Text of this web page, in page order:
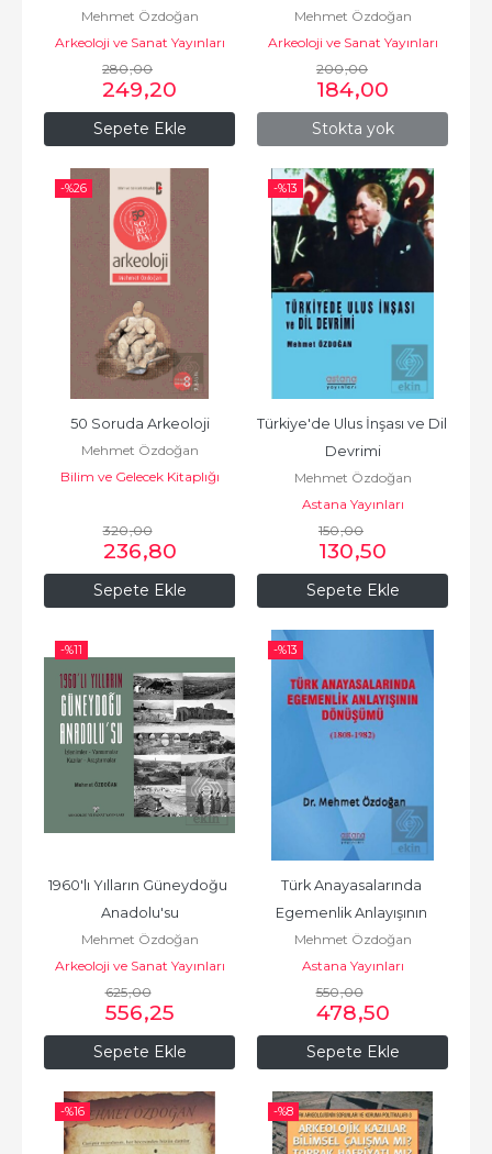
Sepete Ekle
Politikaları
Mehmet Özdoğan
Arkeoloji ve Sanat Yayınları
280,00
249,20
Stokta yok
Ma
Mehmet Özdoğan
Arkeoloji ve Sanat Yayınları
200,00
184,00
-%26
Sepete Ekle
50 Soruda Arkeoloji
Mehmet Özdoğan
Bilim ve Gelecek Kitaplığı
320,00
236,80
-%13
Sepete Ekle
Türkiye'de Ulus İnşası ve Dil
Devrimi
Mehmet Özdoğan
Astana Yayınları
150,00
130,50
-%11
Sepete Ekle
1960'lı Yılların Güneydoğu
Anadolu'su
Mehmet Özdoğan
Arkeoloji ve Sanat Yayınları
625,00
556,25
-%13
Sepete Ekle
Türk Anayasalarında
Egemenlik Anlayışının
Dönüşümü
Mehmet Özdoğan
Astana Yayınları
550,00
478,50
-%16 -%8